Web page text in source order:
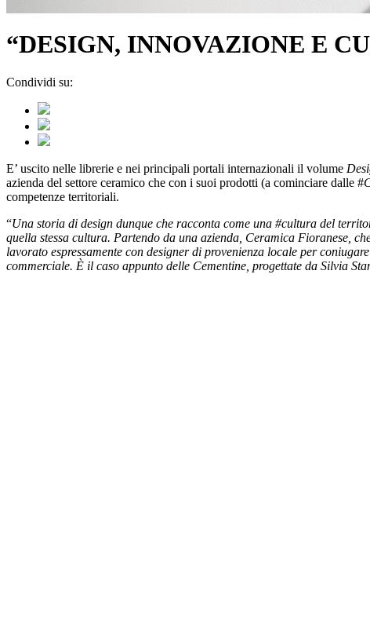
“DESIGN, INNOVAZIONE E
Condividi su:
E’ uscito nelle librerie e nei principali portali internazionali il volume
azienda del settore ceramico che con i suoi prodotti (a cominciare dalle #
competenze territoriali.
“Una storia di design dunque che racconta come una #cultura del
quella stessa cultura. Partendo da una azienda, Ceramica Fioranese,
lavorato espressamente con designer di provenienza locale per
commerciale. È il caso appunto delle Cementine, progettate da Silvia